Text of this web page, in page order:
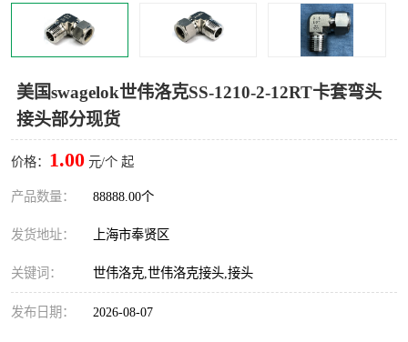
美国swagelok世伟洛克SS-1210-2-12RT卡套弯头
接头部分现货
价格： 1.00 元/个 起
产品数量： 88888.00个
发货地址： 上海市奉贤区
关键词： 世伟洛克,世伟洛克接头,接头
发布日期： 2026-08-07